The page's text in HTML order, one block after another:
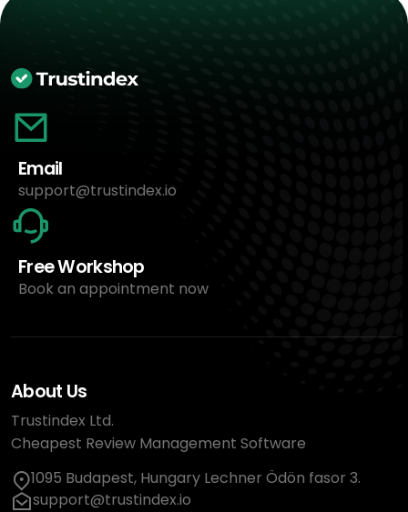
Email
support@trustindex.io
Free Workshop
Book an appointment now
About Us
Trustindex Ltd.
Cheapest Review Management Software
1095 Budapest, Hungary Lechner Ödön fasor 3.
support@trustindex.io